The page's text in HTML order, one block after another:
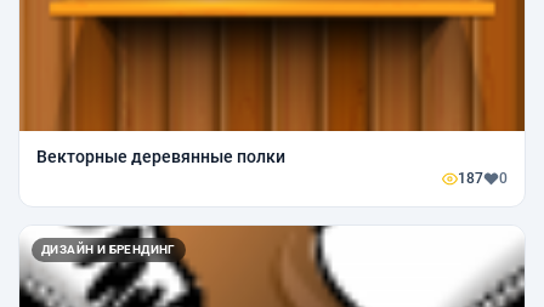
Векторные деревянные полки
187 0
ДИЗАЙН И БРЕНДИНГ